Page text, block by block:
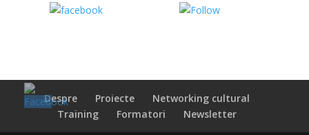
Share on
Despre Proiecte
Networking cultural
Training
Formatori Newsletter